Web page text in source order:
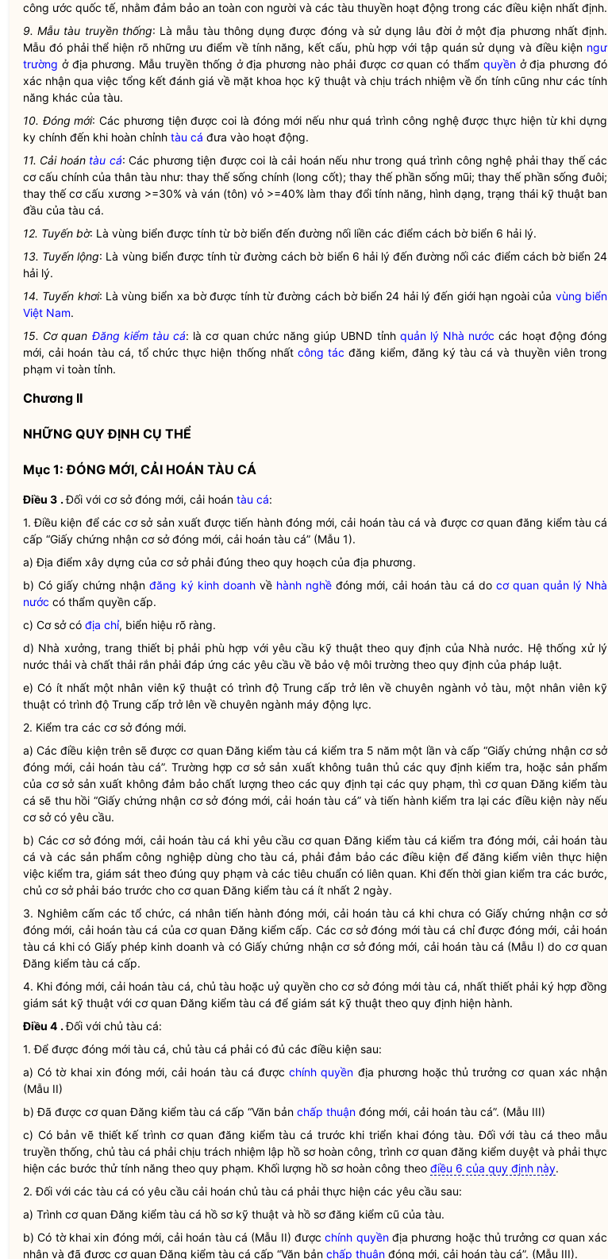
công ước quốc tế, nhằm đảm bảo an toàn con người và các tàu thuyền hoạt động trong các điều kiện nhất định.
9. Mẫu tàu truyền thống: Là mẫu tàu thông dụng được đóng và sử dụng lâu đời ở một địa phương nhất định.
Mẫu đó phải thể hiện rõ những ưu điểm về tính năng, kết cấu, phù hợp với tập quán sử dụng và điều kiện ngư
trường ở địa phương. Mẫu truyền thống ở địa phương nào phải được cơ quan có thẩm quyềnở địa phương đó
xác nhận qua việc tổng kết đánh giá về mặt khoa học kỹ thuật và chịu trách nhiệm về ổn tính cũng như các tính
năng khác của tàu.
10. Đóng mới: Các phương tiện được coi là đóng mới nếu như quá trình công nghệ được thực hiện từ khi dựng
ky chính đến khi hoàn chỉnh tàu cá đưa vào hoạt động.
11. Cải hoán tàu cá: Các phương tiện được coi là cải hoán nếu như trong quá trình công nghệ phải thay thế các
cơ cấu chính của thân tàu như: thay thế sống chính (long cốt); thay thế phần sống mũi; thay thế phần sống đuôi;
thay thế cơ cấu xương >=30% và ván (tôn) vỏ >=40% làm thay đổi tính năng, hình dạng, trạng thái kỹ thuật ban
đầu của tàu cá.
12. Tuyến bờ: Là vùng biển được tính từ bờ biển đến đường nối liền các điểm cách bờ biển 6 hải lý.
13. Tuyến lộng: Là vùng biển được tính từ đường cách bờ biển 6 hải lý đến đường nối các điểm cách bờ biển 24
hải lý.
14. Tuyến khơi: Là vùng biển xa bờ được tính từ đường cách bờ biển 24 hải lý đến giới hạn ngoài của vùng biển
Việt Nam.
15. Cơ quan Đăng kiểm tàu cá: là cơ quan chức năng giúp UBND tỉnh quản lý Nhà nước các hoạt động đóng
mới, cải hoán tàu cá, tổ chức thực hiện thống nhấtcông tác đăng kiểm, đăng kýtàu cá và thuyền viên trong
phạm vi toàn tỉnh.
Chương II
NHỮNG QUY ĐỊNH CỤ THỂ
Mục 1: ĐÓNG MỚI, CẢI HOÁN TÀU CÁ
Điều 3 .Đối với cơ sở đóng mới, cải hoán tàu cá:
1. Điều kiện để các cơ sở sản xuất được tiến hành đóng mới, cải hoán tàu cá và được cơ quanđăng kiểm tàu cá
cấp “Giấy chứng nhận cơ sở đóng mới, cải hoán tàu cá” (Mẫu 1).
a) Địa điểm xây dựng của cơ sở phải đúng theo quy hoạch của địa phương.
b) Có giấy chứng nhậnđăng ký kinh doanhvề hành nghềđóng mới, cải hoántàu cá do cơ quan quản lý Nhà
nước có thẩm quyền cấp.
c) Cơ sở có địa chỉ, biển hiệu rõ ràng.
d) Nhà xưởng, trang thiết bị phải phù hợp với yêu cầu kỹ thuật theo quy định của Nhà nước. Hệ thống xử lý
nước thải và chất thải rắn phải đáp ứng các yêu cầu về bảo vệ môi trường theo quy định của pháp luật.
e) Có ít nhất một nhân viên kỹ thuật có trình độ Trung cấp trở lên về chuyên ngành vỏ tàu, một nhân viên kỹ
thuật có trình độ Trung cấp trở lên về chuyên ngành máy động lực.
2. Kiểm tra các cơ sở đóng mới.
a) Các điều kiện trên sẽ được cơ quanĐăng kiểm tàu cá kiểm tra 5 năm một lần và cấp “Giấy chứng nhận cơ sở
đóng mới, cải hoántàu cá”. Trường hợp cơ sở sản xuất không tuân thủ các quy định kiểm tra, hoặc sản phẩm
của cơ sở sản xuất không đảm bảo chất lượng theo các quy định tại các quy phạm, thì cơ quanĐăng kiểm tàu
cá sẽ thu hồi “Giấy chứng nhận cơ sở đóng mới, cải hoántàu cá” và tiến hành kiểm tra lại các điều kiện này nếu
cơ sở có yêu cầu.
b) Các cơ sở đóng mới, cải hoán tàu cá khi yêu cầu cơ quanĐăng kiểm tàu cá kiểm tra đóng mới, cải hoántàu
cá và các sản phẩm công nghiệp dùng chotàu cá, phải đảm bảo các điều kiện để đăng kiểm viên thực hiện
việc kiểm tra, giám sát theo đúng quy phạm và các tiêu chuẩn có liên quan. Khi đến thời gian kiểm tra các bước,
chủ cơ sở phải báo trước cho cơ quanĐăng kiểm tàu cá ít nhất 2 ngày.
3. Nghiêm cấm các tổ chức, cá nhân tiến hành đóng mới, cải hoán tàu cá khi chưa có Giấy chứng nhận cơ sở
đóng mới, cải hoántàu cá của cơ quanĐăng kiểm cấp. Các cơ sở đóng mới tàu cá chỉ được đóng mới, cải hoán
tàu cá khi có Giấy phép kinh doanh và có Giấy chứng nhận cơ sở đóng mới, cải hoán tàu cá (Mẫu I) do cơ quan
Đăng kiểm tàu cá cấp.
4. Khi đóng mới, cải hoántàu cá, chủ tàu hoặc uỷ quyềncho cơ sở đóng mớitàu cá, nhất thiết phải ký hợp đồng
giám sát kỹ thuật với cơ quanĐăng kiểm tàu cá để giám sát kỹ thuật theo quy định hiện hành.
Điều 4 .Đối với chủ tàu cá:
1. Để được đóng mới tàu cá, chủ tàu cá phải có đủ các điều kiện sau:
a) Có tờ khai xin đóng mới, cải hoán tàu cá đượcchính quyền địa phương hoặc thủ trưởng cơ quan xác nhận
(Mẫu II)
b) Đã được cơ quanĐăng kiểm tàu cá cấp “Văn bản chấp thuận đóng mới, cải hoán tàu cá”. (Mẫu III)
c) Có bản vẽ thiết kế trình cơ quan đăng kiểm tàu cá trước khi triển khai đóng tàu. Đối với tàu cá theo mẫu
truyền thống, chủ tàu cá phải chịu trách nhiệm lập hồ sơ hoàn công, trình cơ quan đăng kiểm duyệt và phải thực
hiện các bước thử tính năng theo quy phạm. Khối lượng hồ sơ hoàn công theo điều 6 của quy định này.
2. Đối với các tàu cá có yêu cầu cải hoán chủ tàu cá phải thực hiện các yêu cầu sau:
a) Trình cơ quanĐăng kiểm tàu cá hồ sơ kỹ thuật và hồ sơđăng kiểm cũ của tàu.
b) Có tờ khai xin đóng mới, cải hoán tàu cá (Mẫu II) đượcchính quyềnđịa phương hoặc thủ trưởng cơ quan xác
nhận và đã được cơ quanĐăng kiểm tàu cá cấp “Văn bản chấp thuận đóng mới, cải hoán tàu cá”. (Mẫu III).